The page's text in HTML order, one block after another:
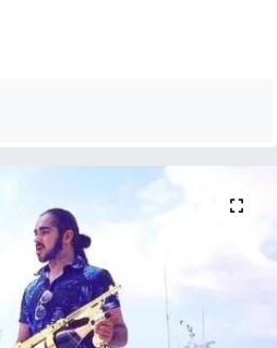
için kendimizi şanslı
Altlarında son
Ama bunu
paylaşmaktan da
Instagram'da
paylaşan gençlerin
için bir araya getirdik.
çıkartmak yerine, sosyal